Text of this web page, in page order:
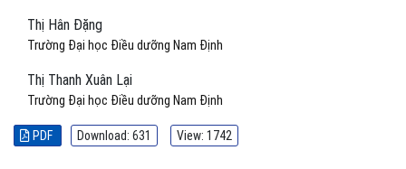
Thị Hân Đặng
Trường Đại học Điều dưỡng Nam Định
Thị Thanh Xuân Lại
Trường Đại học Điều dưỡng Nam Định
PDF Download: 631 View: 1742